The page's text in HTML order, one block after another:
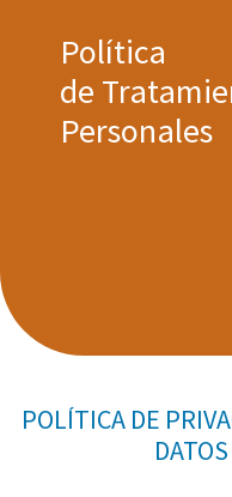
Política
de
Personales
POLÍTICA DE